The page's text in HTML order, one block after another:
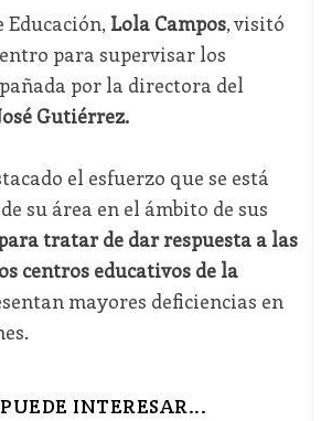
Educación, Lola Campos, visitó
para supervisar los
por la directora del
Gutiérrez.
el esfuerzo que se está
su área en el ámbito de sus
tratar de dar respuesta a las
centros educativos de la
mayores deficiencias en
INTERESAR...